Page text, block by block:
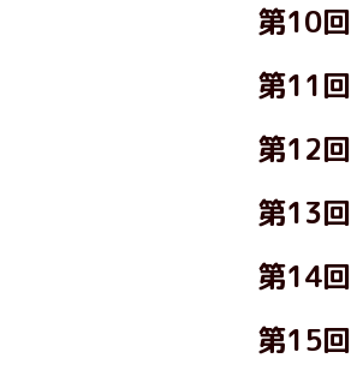
第10回
第11回
第12回
第13回
第14回
第15回